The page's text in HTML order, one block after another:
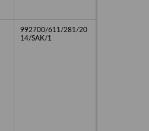
992700/611/281/20
14/SAK/1